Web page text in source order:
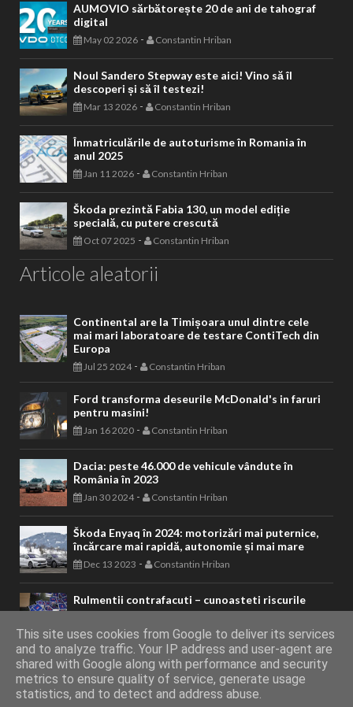
AUMOVIO sărbătorește 20 de ani de tahograf
digital
May 02 2026 - Constantin Hriban
Noul Sandero Stepway este aici! Vino să îl
descoperi și să îl testezi!
Mar 13 2026 - Constantin Hriban
Înmatriculările de autoturisme în Romania în
anul 2025
Jan 11 2026 - Constantin Hriban
Škoda prezintă Fabia 130, un model ediție
specială, cu putere crescută
Oct 07 2025 - Constantin Hriban
Articole aleatorii
Continental are la Timișoara unul dintre cele
mai mari laboratoare de testare ContiTech din
Europa
Jul 25 2024- Constantin Hriban
Ford transforma deseurile McDonald's in faruri
pentru masini!
Jan 16 2020 - Constantin Hriban
Dacia: peste 46.000 de vehicule vândute în
România în 2023
Jan 30 2024- Constantin Hriban
Škoda Enyaq în 2024: motorizări mai puternice,
încărcare mai rapidă, autonomie și mai mare
Dec 13 2023 - Constantin Hriban
Rulmentii contrafacuti – cunoasteti riscurile
AUTOVITAL - Blog AutoCopyright © 2011 - 2026. Toate drepturile
This site uses cookies from Google to deliver its services
and to analyze traffic. Your IP address and user-agent are
shared with Google along with performance and security
metrics to ensure quality of service, generate usage
statistics, and to detect and address abuse.